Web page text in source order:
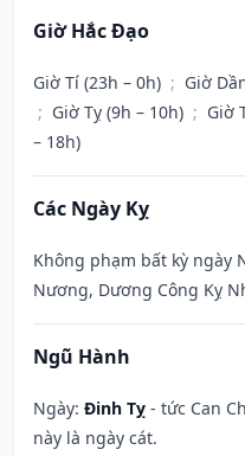
Giờ Hắc Đạo
Giờ Tí (23h – 0h) ; Giờ
; Giờ Tỵ (9h – 10h) ; Giờ
– 18h)
Các Ngày Kỵ
Không phạm bất kỳ ngày
Nương, Dương Công Kỵ
Ngũ Hành
Ngày: Đinh Tỵ - tức Can
này là ngày cát.